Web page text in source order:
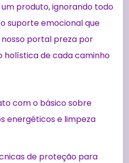
produto, ignorando todo
suporte emocional que
nosso portal preza por
holística de cada caminho
com o básico sobre
energéticos e limpeza
de proteção para